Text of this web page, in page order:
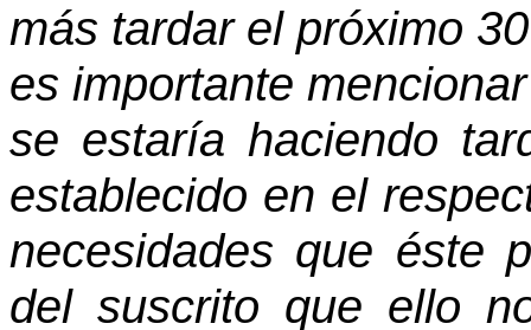
más tardar el próximo
es importante
se estaría haciendo
establecido en el
necesidades que éste
del suscrito que ello